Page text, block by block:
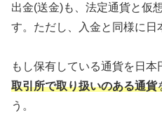
出金(送金)も、法定通貨と仮
す。ただし、入金と同様に日
もし保有している通貨を日本
取引所で取り扱いのある通貨
う。